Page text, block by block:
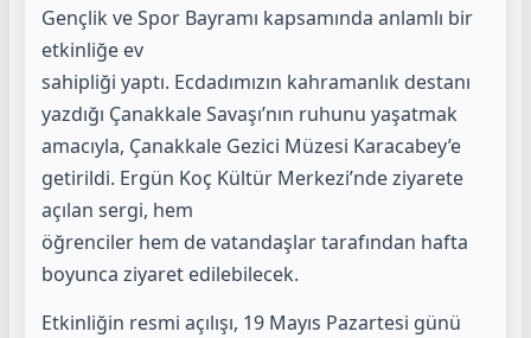
Gençlik ve Spor Bayramı kapsamında anlamlı bir
etkinliğe ev
sahipliği yaptı. Ecdadımızın kahramanlık destanı
yazdığı Çanakkale Savaşı’nın ruhunu yaşatmak
amacıyla, Çanakkale Gezici Müzesi Karacabey’e
getirildi. Ergün Koç Kültür Merkezi’nde ziyarete
açılan sergi, hem
öğrenciler hem de vatandaşlar tarafından hafta
boyunca ziyaret edilebilecek.
Etkinliğin resmi açılışı, 19 Mayıs Pazartesi günü